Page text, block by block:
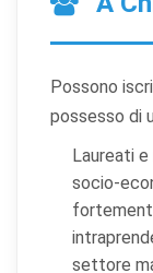
Possono
possesso di
Laureati
socio-
settore